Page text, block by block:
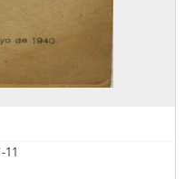
significa..., núm., 2, por Sergio Fernández
a cargo de la CODEPU, edición dedicada a Patricio Sobarzo Núñez
inicio del año académico, por William Thayer Arteaga de la Universidad Austral de Chile (UACh)
C., titulado Nuevos objetivos para una política social
técnico nacional del Partido Demócrata Cristiano
11